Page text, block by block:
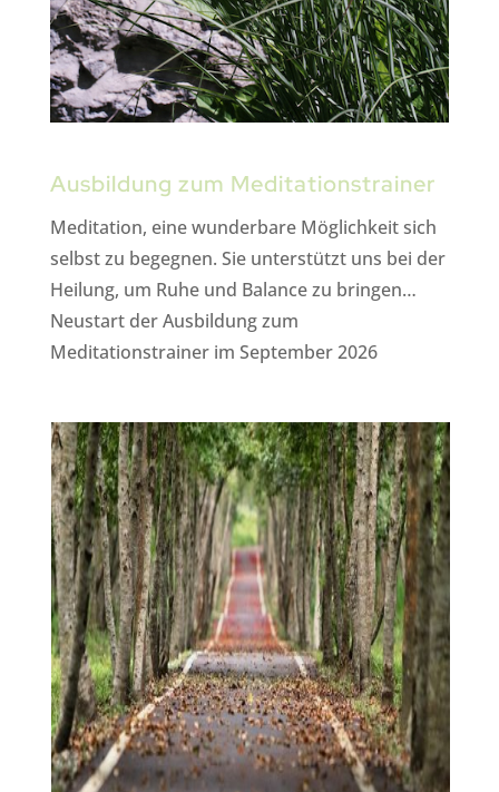
Ausbildung zum Meditationstrainer
Meditation, eine wunderbare Möglichkeit sich
selbst zu begegnen. Sie unterstützt uns bei der
Heilung, um Ruhe und Balance zu bringen…
Neustart der Ausbildung zum
Meditationstrainer im September 2026